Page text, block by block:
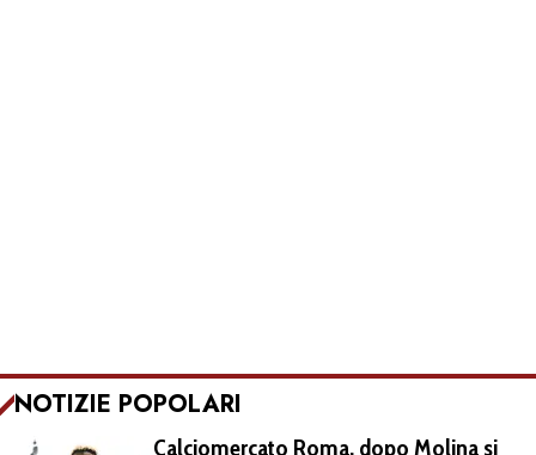
NOTIZIE POPOLARI
Calciomercato Roma, dopo Molina si